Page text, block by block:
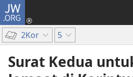
JW.ORG
2Kor 5
Surat Kedua